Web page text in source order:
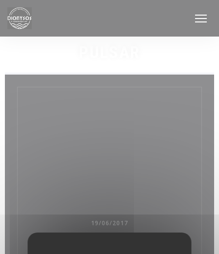
Personalización de sus opciones de cookies
19/06/2017